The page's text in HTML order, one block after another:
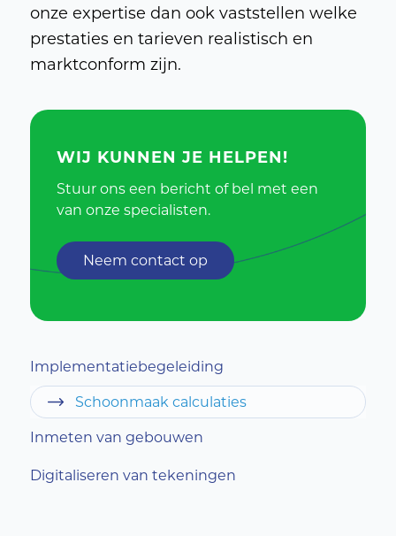
onze expertise dan ook vaststellen welke
prestaties en tarieven realistisch en
marktconform zijn.
WIJ KUNNEN JE HELPEN!
Stuur ons een bericht of bel met een
van onze specialisten.
Neem contact op
Implementatiebegeleiding
Schoonmaak calculaties
Inmeten van gebouwen
Digitaliseren van tekeningen